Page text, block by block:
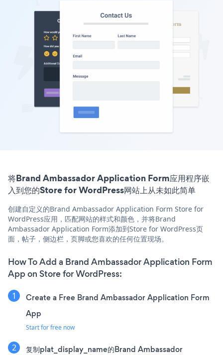
将Brand Ambassador Application Form应用程序嵌
入到您的Store for WordPress网站上从未如此简单
创建自定义的Brand Ambassador Application Form Store for
WordPress应用，匹配网站的样式和颜色，并将Brand
Ambassador Application Form添加到Store for WordPress页
面，帖子，侧边栏，页脚或您喜欢的任何位置现场。
How To Add a Brand Ambassador Application Form
App on Store for WordPress:
Create a Free Brand Ambassador Application Form
App
Start for free now
复制plat_display_name的Brand Ambassador